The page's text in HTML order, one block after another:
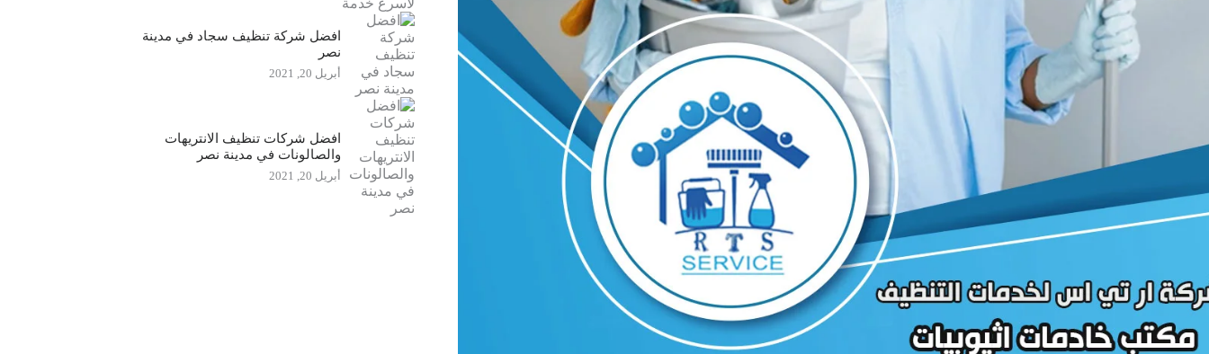
افضل شركة تنظيف سجاد في مدينة
نصر
أبريل 20, 2021
افضل شركات تنظيف الانتريهات
والصالونات في مدينة نصر
أبريل 20, 2021